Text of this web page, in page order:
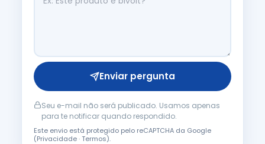
Enviar pergunta
Seu e-mail não será publicado. Usamos apenas
para te notificar quando respondido.
Este envio está protegido pelo reCAPTCHA da Google
(Privacidade·Termos).